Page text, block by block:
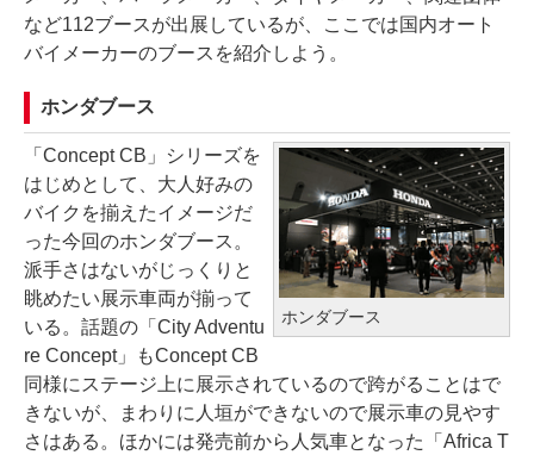
など112ブースが出展しているが、ここでは国内オート
バイメーカーのブースを紹介しよう。
ホンダブース
ホンダブース
「Concept CB」シリーズを
はじめとして、大人好みの
バイクを揃えたイメージだ
った今回のホンダブース。
派手さはないがじっくりと
眺めたい展示車両が揃って
いる。話題の「City Adventu
re Concept」もConcept CB
同様にステージ上に展示されているので跨がることはで
きないが、まわりに人垣ができないので展示車の見やす
さはある。ほかには発売前から人気車となった「Africa T